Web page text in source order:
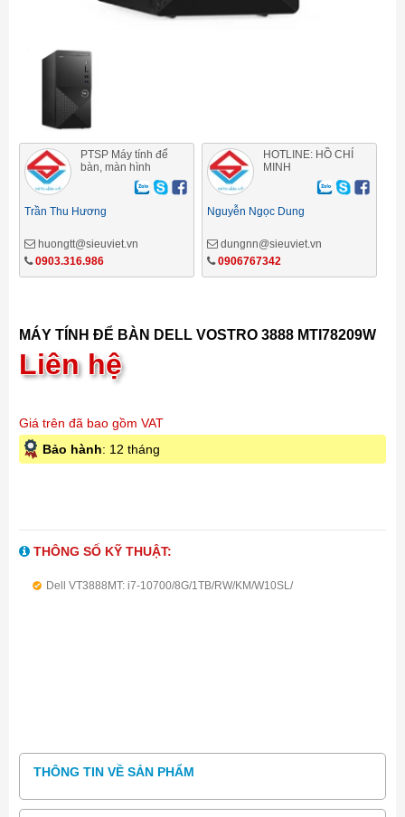
PTSP Máy tính để
bàn, màn hình
Trần Thu Hương
huongtt@sieuviet.vn
0903.316.986
HOTLINE: HỒ CHÍ
MINH
Nguyễn Ngọc Dung
dungnn@sieuviet.vn
0906767342
MÁY TÍNH ĐỂ BÀN DELL VOSTRO 3888 MTI78209W
Liên hệ
Giá trên đã bao gồm VAT
Bảo hành: 12 tháng
THÔNG SỐ KỸ THUẬT:
Dell VT3888MT: i7-10700/8G/1TB/RW/KM/W10SL/
THÔNG TIN VỀ SẢN PHẨM